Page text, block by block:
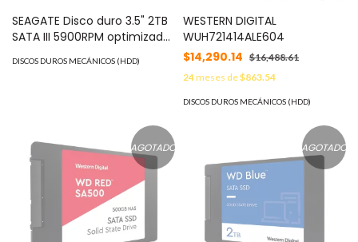
SEAGATE Disco duro 3.5" 2TB
SATA III 5900RPM optimizado
para video vigilancia 24/7
ST-2000-VX00-3520
DISCOS DUROS MECÁNICOS (HDD)
WESTERN DIGITAL
WUH721414ALE604
$14,290.14 $16,488.61
24meses de$863.54
DISCOS DUROS MECÁNICOS (HDD)
AGOTADO AGOTADO